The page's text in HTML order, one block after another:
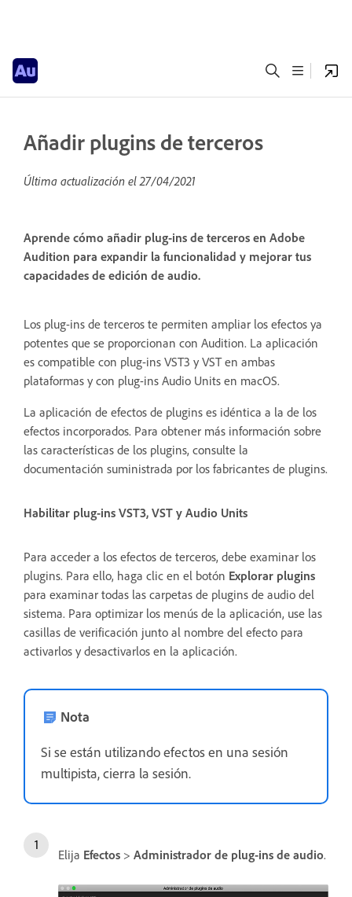
Añadir plugins de terceros
Última actualización el27/04/2021
Aprende cómo añadir plug-ins de terceros en Adobe
Audition para expandir la funcionalidad y mejorar tus
capacidades de edición de audio.
Los plug-ins de terceros te permiten ampliar los efectos ya
potentes que se proporcionan con Audition. La aplicación
es compatible con plug-ins VST3 y VST en ambas
plataformas y con plug-ins Audio Units en macOS.
La aplicación de efectos de plugins es idéntica a la de los
efectos incorporados. Para obtener más información sobre
las características de los plugins, consulte la
documentación suministrada por los fabricantes de plugins.
Habilitar plug-ins VST3, VST y Audio Units
Para acceder a los efectos de terceros, debe examinar los
plugins. Para ello, haga clic en el botón Explorar plugins
para examinar todas las carpetas de plugins de audio del
sistema. Para optimizar los menús de la aplicación, use las
casillas de verificación junto al nombre del efecto para
activarlos y desactivarlos en la aplicación.
Nota
Si se están utilizando efectos en una sesión
multipista, cierra la sesión.
Elija Efectos > Administrador de plug-ins de audio.